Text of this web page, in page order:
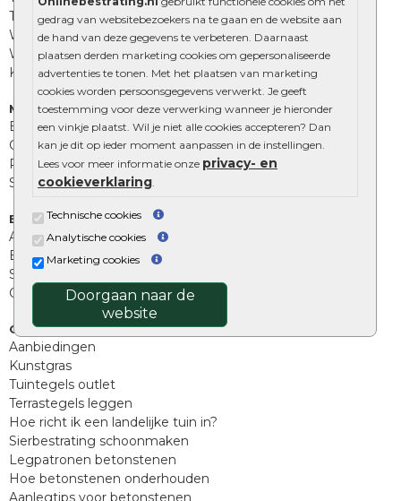
gedrag van websitebezoekers na te gaan en de website aan
de hand van deze gegevens te verbeteren. Daarnaast
plaatsen derden marketing cookies om gepersonaliseerde
advertenties te tonen. Met het plaatsen van marketing
cookies worden persoonsgegevens verwerkt. Je geeft
toestemming voor deze verwerking wanneer je hieronder
een vinkje plaatst. Wil je niet alle cookies accepteren? Dan
kan je dit op ieder moment aanpassen in de instellingen.
Lees voor meer informatie onze privacy- en
cookieverklaring.
Technische cookies
Analytische cookies
Marketing cookies
Doorgaan naar de
website
Tuinstenen
Waalformaat
Wildverband bestrating
Kingstones
Muurelementen
Betonbielzen
Opsluitbanden
Palissades
Stapelblokken
Extra benodigdheden
Afwatering en diversen
Beplantings en betonelementen
Split, grind en zand
Oprit tegels
Overig
Aanbiedingen
Kunstgras
Tuintegels outlet
Terrastegels leggen
Hoe richt ik een landelijke tuin in?
Sierbestrating schoonmaken
Legpatronen betonstenen
Hoe betonstenen onderhouden